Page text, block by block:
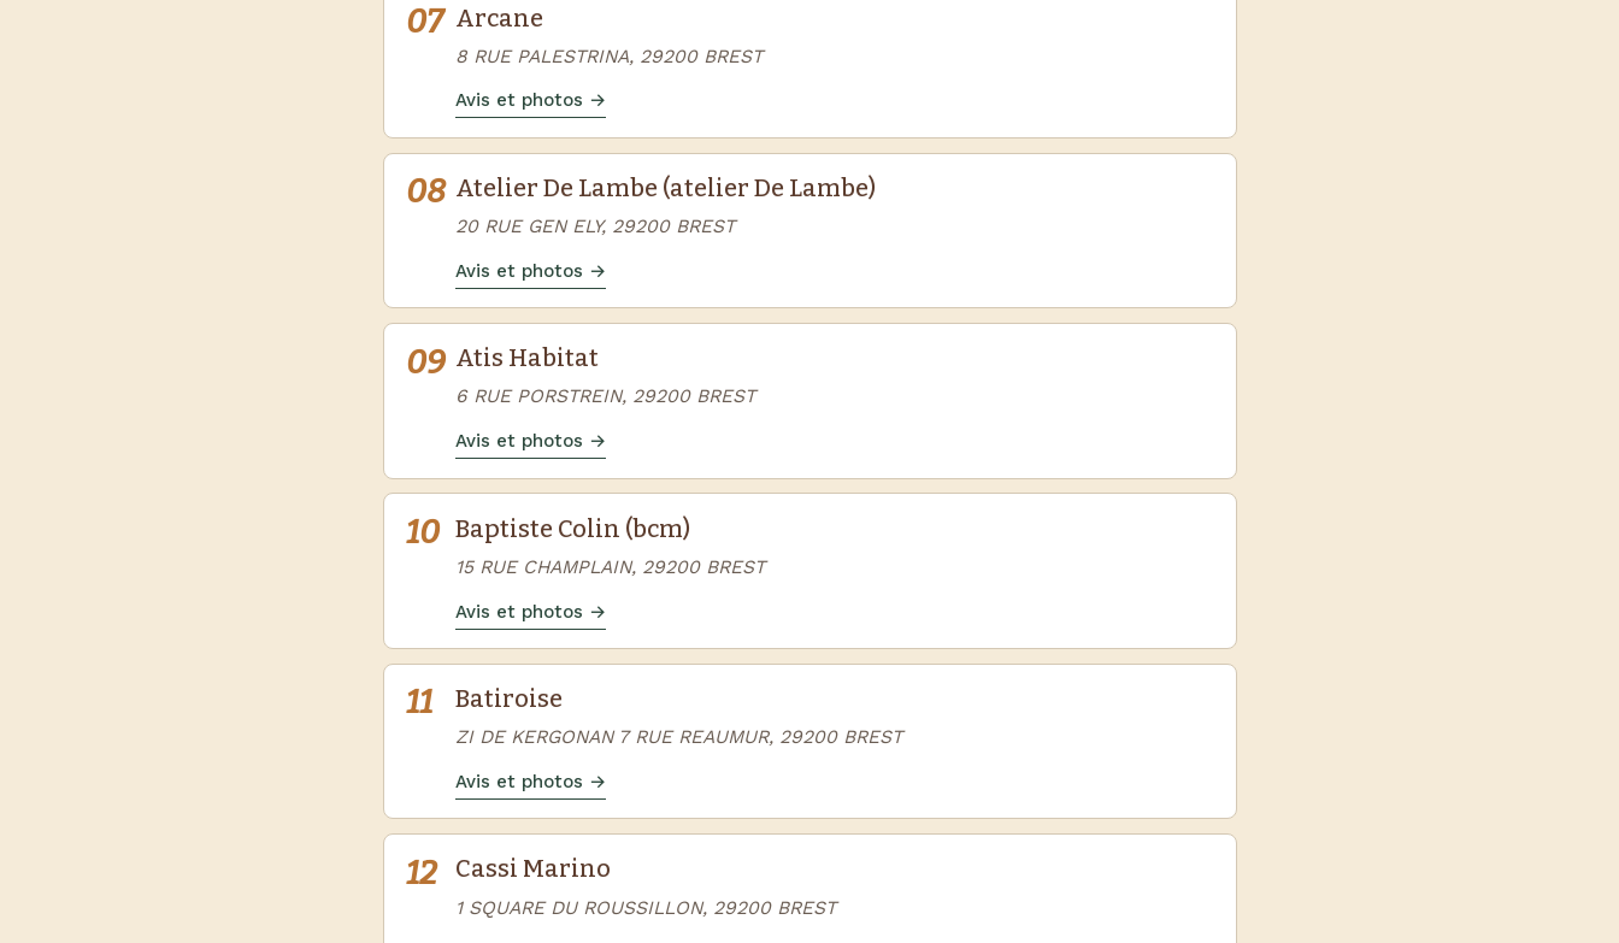
07 Arcane
8 RUE PALESTRINA, 29200 BREST
Avis et photos →
08 Atelier De Lambe (atelier De Lambe)
20 RUE GEN ELY, 29200 BREST
Avis et photos →
09 Atis Habitat
6 RUE PORSTREIN, 29200 BREST
Avis et photos →
10 Baptiste Colin (bcm)
15 RUE CHAMPLAIN, 29200 BREST
Avis et photos →
11 Batiroise
ZI DE KERGONAN 7 RUE REAUMUR, 29200 BREST
Avis et photos →
12 Cassi Marino
1 SQUARE DU ROUSSILLON, 29200 BREST